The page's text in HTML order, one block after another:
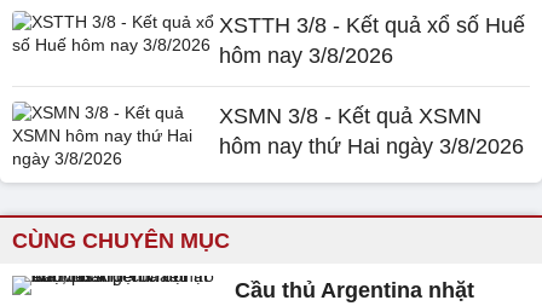
XSTTH 3/8 - Kết quả xổ số Huế
hôm nay 3/8/2026
XSMN 3/8 - Kết quả XSMN
hôm nay thứ Hai ngày 3/8/2026
CÙNG CHUYÊN MỤC
Cầu thủ Argentina nhặt